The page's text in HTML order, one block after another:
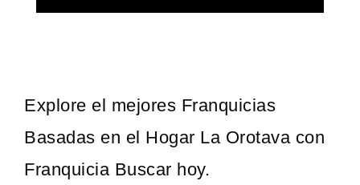
Explore el mejores Franquicias
Basadas en el Hogar La Orotava con
Franquicia Buscar hoy.